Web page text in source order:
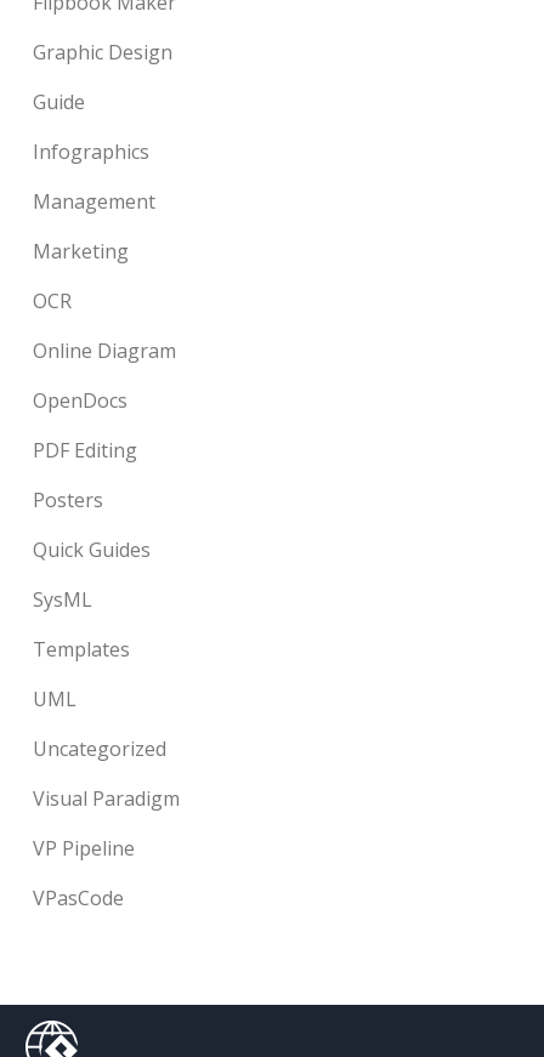
Graphic Design
Guide
Infographics
Management
Marketing
OCR
Online Diagram
OpenDocs
PDF Editing
Posters
Quick Guides
SysML
Templates
UML
Uncategorized
Visual Paradigm
VP Pipeline
VPasCode